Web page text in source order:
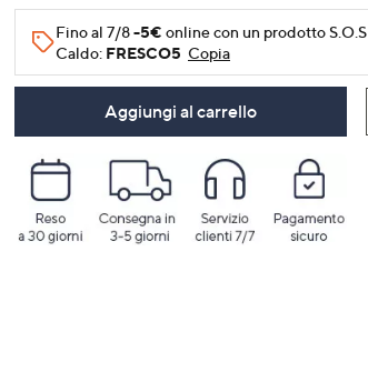
Fino al 7/8-5€ online con un prodotto S.O.S
Caldo: FRESCO5 Copia
Aggiungi al carrello